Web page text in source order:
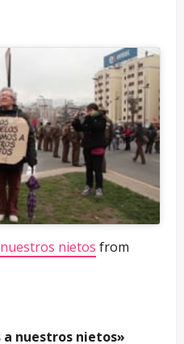
nietos from
a nuestros nietos»